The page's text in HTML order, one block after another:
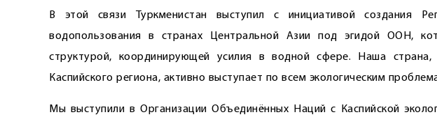
В этой связи Туркменистан выступил с инициативой создания
водопользования в странах Центральной Азии под эгидой ООН,
структурой, координирующей усилия в водной сфере. Наша страна,
Каспийского региона, активно выступает по всем экологическим
Мы выступили в Организации Объединённых Наций с Каспийской